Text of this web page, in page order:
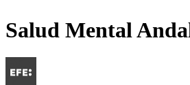
Salud Mental